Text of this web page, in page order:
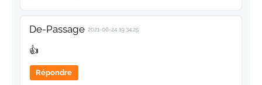
De-Passage 2021-06-24 19:34:25
👍
Répondre